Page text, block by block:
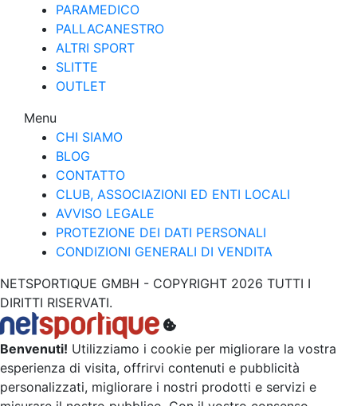
PARAMEDICO
PALLACANESTRO
ALTRI SPORT
SLITTE
OUTLET
Menu
CHI SIAMO
BLOG
CONTATTO
CLUB, ASSOCIAZIONI ED ENTI LOCALI
AVVISO LEGALE
PROTEZIONE DEI DATI PERSONALI
CONDIZIONI GENERALI DI VENDITA
NETSPORTIQUE GMBH - COPYRIGHT 2026 TUTTI I
DIRITTI RISERVATI.
Benvenuti! Utilizziamo i cookie per migliorare la vostra
esperienza di visita, offrirvi contenuti e pubblicità
personalizzati, migliorare i nostri prodotti e servizi e